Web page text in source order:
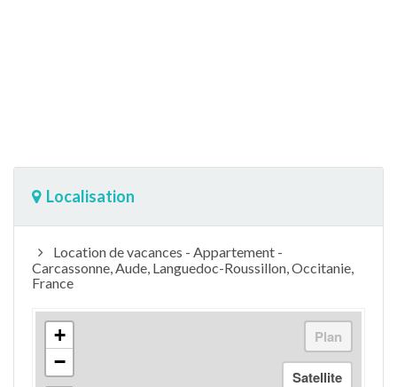
Localisation
Location de vacances - Appartement -
Carcassonne, Aude, Languedoc-Roussillon, Occitanie,
France
+
−